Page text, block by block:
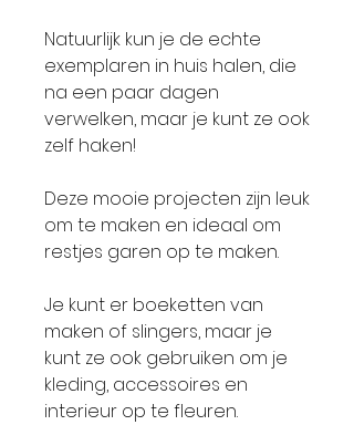
Natuurlijk kun je de echte
exemplaren in huis halen, die
na een paar dagen
verwelken, maar je kunt ze ook
zelf haken!
Deze mooie projecten zijn leuk
om te maken en ideaal om
restjes garen op te maken.
Je kunt er boeketten van
maken of slingers, maar je
kunt ze ook gebruiken om je
kleding, accessoires en
interieur op te fleuren.